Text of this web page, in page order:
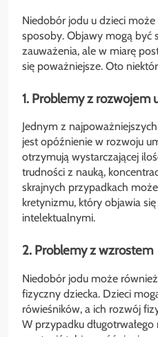
Niedobór jodu u dzieci
sposoby. Objawy mogą być
zauważenia, ale w miarę
się poważniejsze. Oto
1. Problemy z rozwojem
Jednym z
jest opóźnienie w rozwoju
otrzymują wystarczającej
trudności z nauką,
skrajnych przypadkach
kretynizmu, który objawia
intelektualnymi.
2. Problemy z wzrostem
Niedobór jodu może
fizyczny dziecka. Dzieci
rówieśników, a ich rozwój
W przypadku